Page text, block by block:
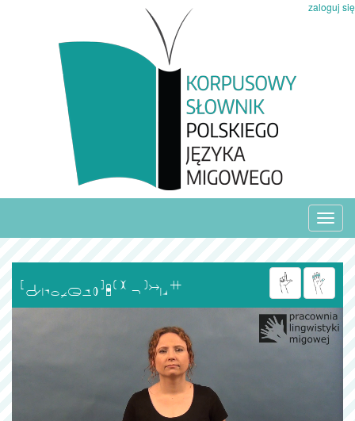
zaloguj się
